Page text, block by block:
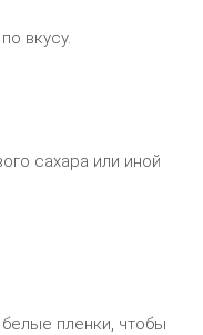
вкусу.
сахара или иной
пленки, чтобы